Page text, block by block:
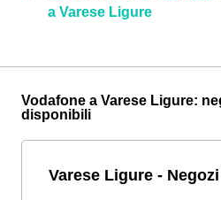
a Varese Ligure
Vodafone a Varese Ligure:
disponibili
Varese Ligure -